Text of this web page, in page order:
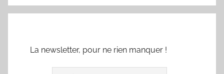
La newsletter, pour ne rien manquer !